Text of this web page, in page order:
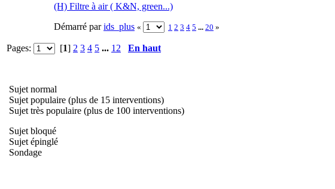
(H) Filtre à air ( K&N, green...)
Démarré parids_plus « 1 2 3 4 5 ... 20 »
Pages:
[1] 2 3 4 5 ... 12 En haut
Sujet normal
Sujet populaire (plus de 15 interventions)
Sujet très populaire (plus de 100 interventions)
Sujet bloqué
Sujet épinglé
Sondage